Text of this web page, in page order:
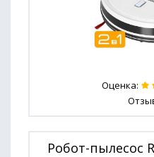
Оценка:
Робот-пылесос